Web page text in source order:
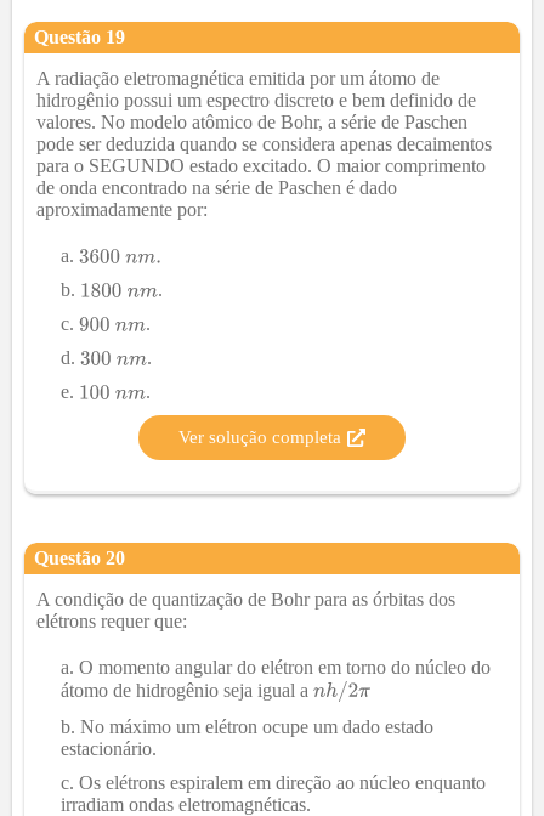
Questão 19
A radiação eletromagnética emitida por um átomo de
hidrogênio possui um espectro discreto e bem definido de
valores. No modelo atômico de Bohr, a série de Paschen
pode ser deduzida quando se considera apenas decaimentos
para o SEGUNDO estado excitado. O maior comprimento
de onda encontrado na série de Paschen é dado
aproximadamente por:
.
.
.
.
Ver solução completa
Questão 20
A condição de quantização de Bohr para as órbitas dos
elétrons requer que:
O momento angular do elétron em torno do núcleo do
átomo de hidrogênio seja igual a
No máximo um elétron ocupe um dado estado
estacionário.
Os elétrons espiralem em direção ao núcleo enquanto
irradiam ondas eletromagnéticas.